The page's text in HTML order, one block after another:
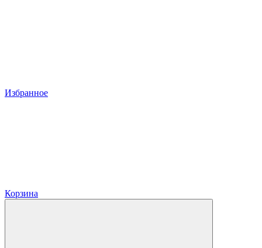
Избранное
Корзина